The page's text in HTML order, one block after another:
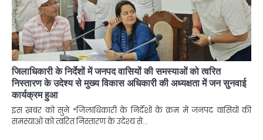
जिलाधिकारी के निर्देशों में जनपद वासियों की समस्याओं को त्वरित
निस्तारण के उदेश्य से मुख्य विकास अधिकारी की अध्यक्षता में जन सुनवाई
कार्यक्रम हुआ
इस ख़बर को सुने *जिलाधिकारी के निर्देशों के क्रम में जनपद वासियों की
समस्याओं को त्वरित निस्तारण के उदेश्य से…